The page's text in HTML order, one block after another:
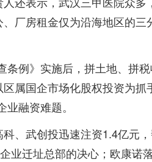
厂房租金仅为沿海地区的三
条例》实施后，拼土地、拼
属国企市场化股权投资为抓
融资难题。
、武创投迅速注资1.4亿元
业迁址总部的决心；欧康诺